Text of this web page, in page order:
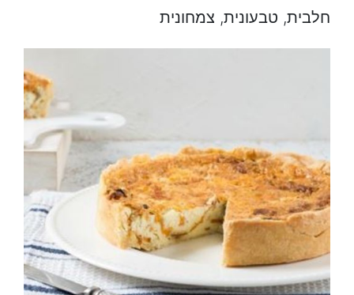
חלבית, טבעונית, צמחונית